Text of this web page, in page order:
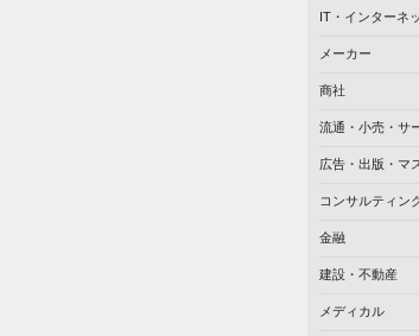
IT・インターネ
メーカー
商社
流通・小売・サ
広告・出版・マ
コンサルティン
金融
建設・不動産
メディカル